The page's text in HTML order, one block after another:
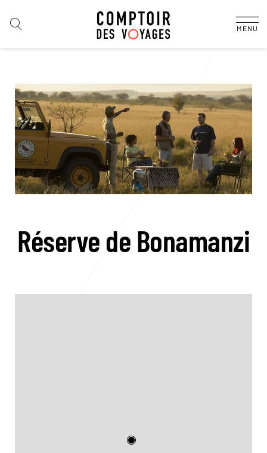
MENU
Réserve de Bonamanzi